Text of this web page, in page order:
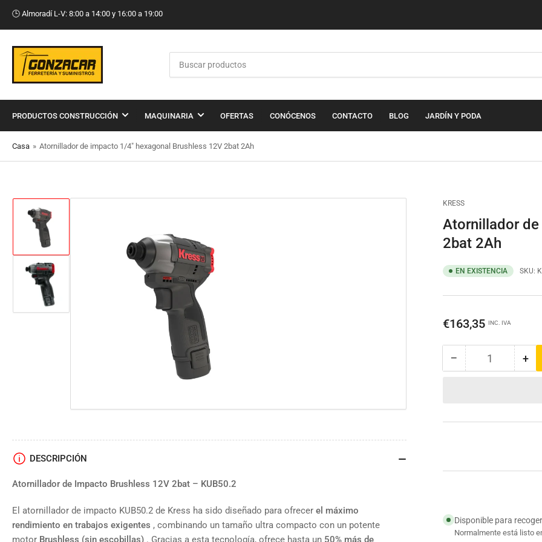
🕒​ Almoradí L-V: 8:00 a 14:00 y 16:00 a 19:00
productos
PRODUCTOS CONSTRUCCIÓN MAQUINARIA OFERTAS CONÓCENOS CONTACTO BLOG JARDÍN Y PODA
Casa » Atornillador de impacto 1/4" hexagonal Brushless 12V 2bat 2Ah
Cargar
imagen
1
en
la
vista
de
galería
Cargar
imagen
2
en
KRESS
Atornillador
2bat 2Ah
EN EXISTENCIA SKU:
Precio
€163,35 INC. IVA
− Reducir
Cantidad +
Disponible para
Normalmente está listo
DESCRIPCIÓN
Atornillador de Impacto Brushless 12V 2bat – KUB50.2
El atornillador de impacto KUB50.2 de Kress ha sido diseñado para ofrecer el máximo
rendimiento en trabajos exigentes , combinando un tamaño ultra compacto con un potente
motor Brushless (sin escobillas) . Gracias a esta tecnología, ofrece hasta un 50% más de